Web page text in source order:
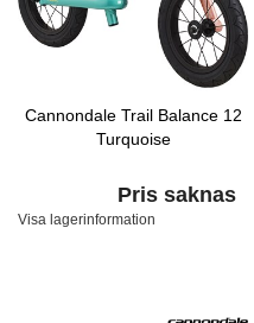
Cannondale Trail Balance 12
Turquoise
Pris saknas
Visa lagerinformation